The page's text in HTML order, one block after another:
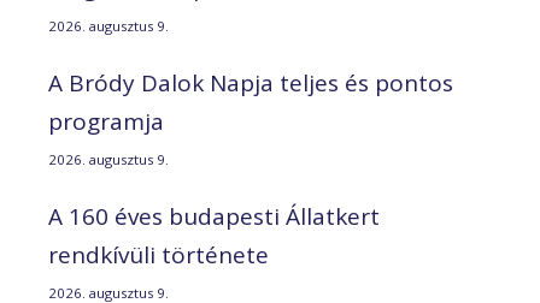
2026. augusztus 9.
A Bródy Dalok Napja teljes és pontos
programja
2026. augusztus 9.
A 160 éves budapesti Állatkert
rendkívüli története
2026. augusztus 9.